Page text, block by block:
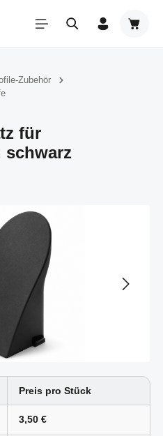
Zubehör
für
schwarz
Preis pro Stück
3,50 €